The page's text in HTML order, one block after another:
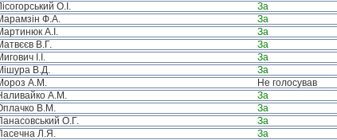
О.І.
За
Ф.А.
За
А.І.
За
В.Г.
За
І.І.
За
В.Д.
За
А.М.
Не голосував
А.М.
За
В.М.
За
О.Г.
За
Л.Я.
За